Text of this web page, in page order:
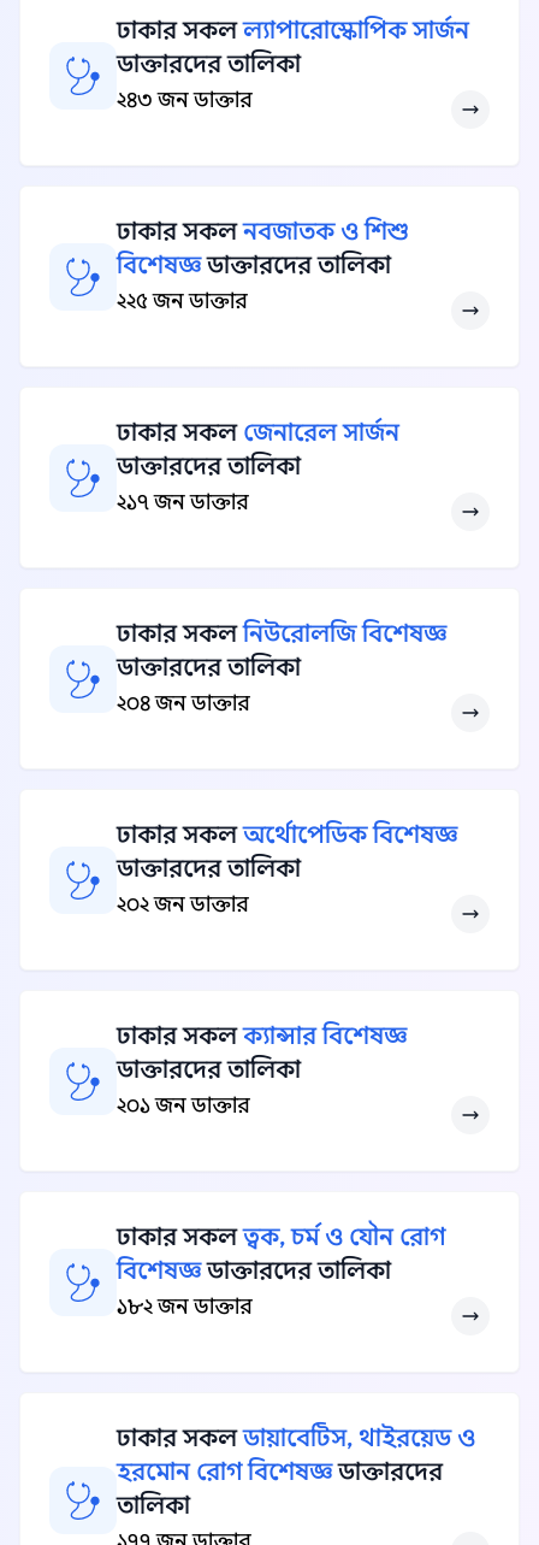
ঢাকার সকলল্যাপারোস্কোপিক সার্জন
ডাক্তারদের তালিকা
২৪৩ জন ডাক্তার
ঢাকার সকলনবজাতক ও শিশু
বিশেষজ্ঞডাক্তারদের তালিকা
২২৫ জন ডাক্তার
ঢাকার সকল জেনারেল সার্জন
ডাক্তারদের তালিকা
২১৭ জন ডাক্তার
ঢাকার সকলনিউরোলজি বিশেষজ্ঞ
ডাক্তারদের তালিকা
২০৪ জন ডাক্তার
ঢাকার সকলঅর্থোপেডিক বিশেষজ্ঞ
ডাক্তারদের তালিকা
২০২ জন ডাক্তার
ঢাকার সকলক্যান্সার বিশেষজ্ঞ
ডাক্তারদের তালিকা
২০১ জন ডাক্তার
ঢাকার সকলত্বক, চর্ম ও যৌন রোগ
বিশেষজ্ঞডাক্তারদের তালিকা
১৮২ জন ডাক্তার
ঢাকার সকলডায়াবেটিস, থাইরয়েড ও
হরমোন রোগ বিশেষজ্ঞডাক্তারদের
তালিকা